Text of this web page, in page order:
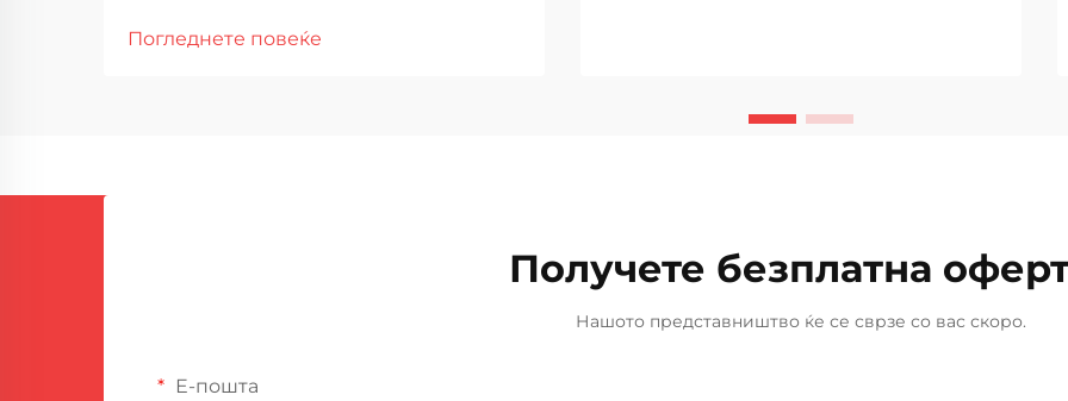
производствена средина,
Погледнете повеќе
производите. Машина за
Получете безплатна
Нашото представништво ќе се сврзе со вас скоро.
Е-пошта